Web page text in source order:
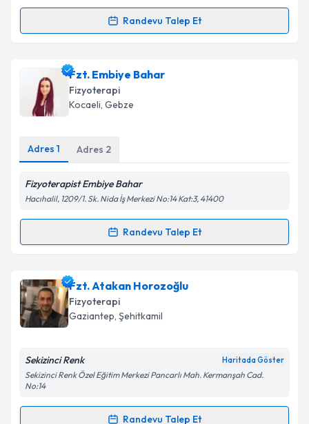
Randevu Talep Et
Randevu Takvimi Talebi
Fzt. Okan TASKIN için randevu takvimi talebi
oluşturun. Size bu uzmandan randevu almanız için bir
takvim hazırlandığında e-posta ile bilgilendireceğiz.
Kişisel verilerimin işlenmesine ilişkinAydınlatma
kapsamda işlenmesini kabul ediyorum.
Fzt. Embiye Bahar
Fizyoterapi
Kocaeli, Gebze
Adres 1 Adres 2
Fizyoterapist Embiye Bahar
Hacıhalil, 1209/1. Sk. Nida İş Merkezi No:14 Kat:3, 41400
Randevu Talep Et
Randevu Takvimi Talebi
Fzt. Embiye Bahariçin randevu takvimi talebi
oluşturun. Size bu uzmandan randevu almanız için bir
takvim hazırlandığında e-posta ile bilgilendireceğiz.
Kişisel verilerimin işlenmesine ilişkinAydınlatma
'ni okudum ve kişisel verilerimin belirtilen
Fzt. Atakan Horozoğlu
Fizyoterapi
Gaziantep, Şehitkamil
Sekizinci Renk Haritada Göster
Sekizinci Renk Özel Eğitim Merkezi Pancarlı Mah. Kermanşah Cad.
No:14
Randevu Talep Et